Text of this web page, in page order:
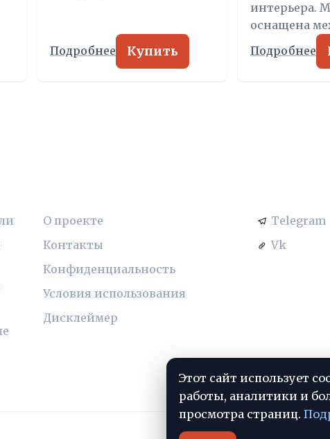
Подробнее Купить
интерьера.
оснащена
Подробнее
О проекте
Контакты
Конфиденциальность
Условия использования
Дисклеймер
Telegram
Vk
Этот сайт использует
работы, аналитики и
просмотра страниц.